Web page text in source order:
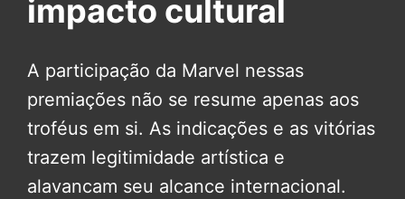
impacto cultural
A participação da Marvel nessas
premiações não se resume apenas aos
troféus em si. As indicações e as vitórias
trazem legitimidade artística e
alavancam seu alcance internacional.